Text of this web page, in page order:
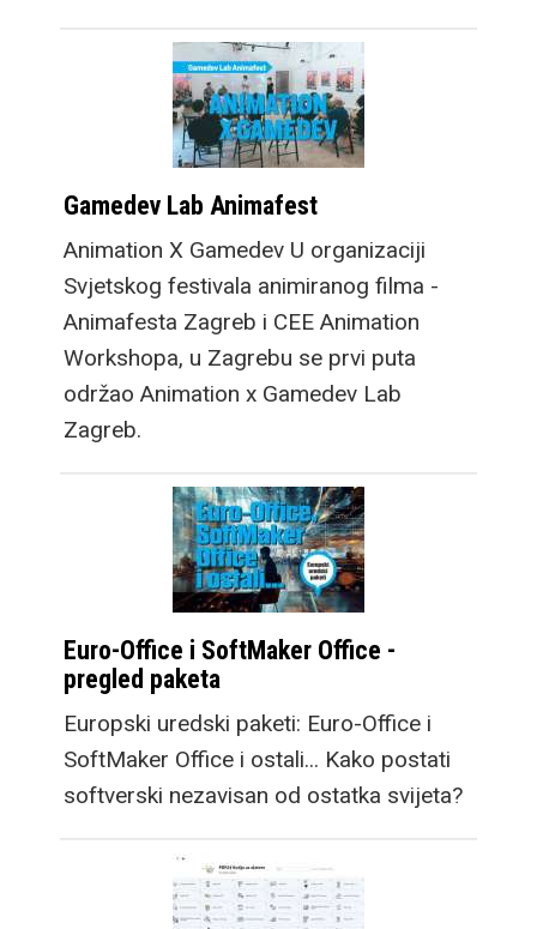
Gamedev Lab Animafest
Animation X Gamedev U organizaciji
Svjetskog festivala animiranog filma -
Animafesta Zagreb i CEE Animation
Workshopa, u Zagrebu se prvi puta
održao Animation x Gamedev Lab
Zagreb.
Euro-Office i SoftMaker Office -
pregled paketa
Europski uredski paketi: Euro-Office i
SoftMaker Office i ostali... Kako postati
softverski nezavisan od ostatka svijeta?